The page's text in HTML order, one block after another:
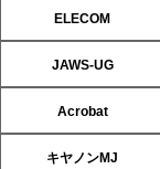
ELECOM
JAWS-UG
Acrobat
キヤノンMJ